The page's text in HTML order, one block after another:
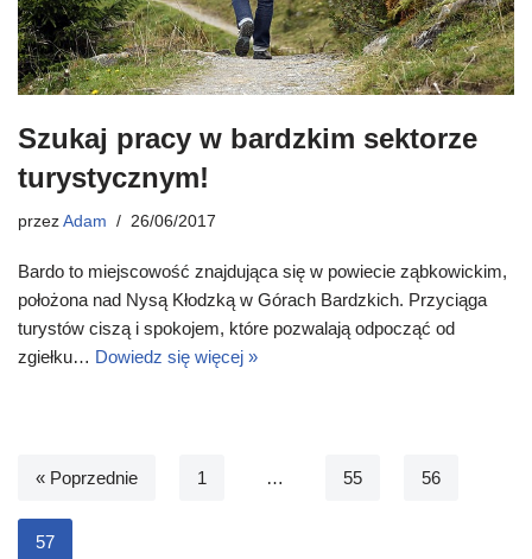
Szukaj pracy w bardzkim sektorze
turystycznym!
przez Adam 26/06/2017
Bardo to miejscowość znajdująca się w powiecie ząbkowickim,
położona nad Nysą Kłodzką w Górach Bardzkich. Przyciąga
turystów ciszą i spokojem, które pozwalają odpocząć od
zgiełku… Dowiedz się więcej »
« Poprzednie 1 … 55 56
57